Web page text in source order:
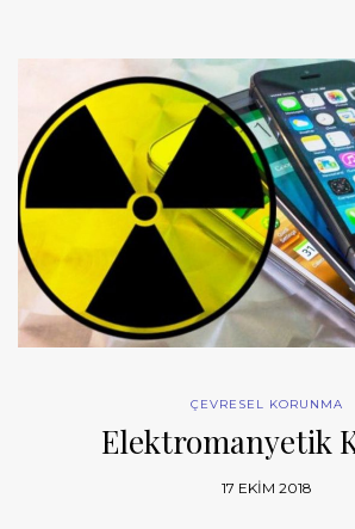
ÇEVRESEL KORUNMA
Elektromanyetik
17 EKIM 2018